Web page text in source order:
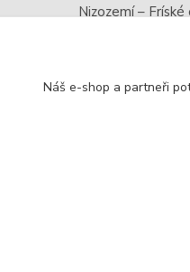
Nizozemí –
Náš e-shop a partneři